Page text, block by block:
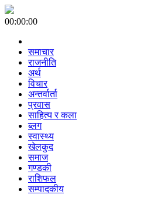
00:00:00
समाचार
राजनीति
अर्थ
विचार
अन्तर्वार्ता
प्रवास
साहित्य र कला
ब्लग
स्वास्थ्य
खेलकुद
समाज
गण्डकी
राशिफल
सम्पादकीय